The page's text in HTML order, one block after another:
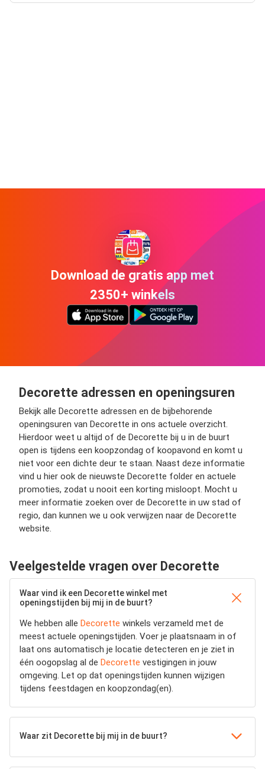
Download de gratis app met
2350+ winkels
Decorette adressen en openingsuren
Bekijk alle Decorette adressen en de bijbehorende
openingsuren van Decorette in ons actuele overzicht.
Hierdoor weet u altijd of de Decorette bij u in de buurt
open is tijdens een koopzondag of koopavond en komt u
niet voor een dichte deur te staan. Naast deze informatie
vind u hier ook de nieuwste Decorette folder en actuele
promoties, zodat u nooit een korting misloopt. Mocht u
meer informatie zoeken over de Decorette in uw stad of
regio, dan kunnen we u ook verwijzen naar de Decorette
website.
Veelgestelde vragen over Decorette
Waar vind ik een Decorette winkel met
openingstijden bij mij in de buurt?
We hebben alle Decorette winkels verzameld met de
meest actuele openingstijden. Voer je plaatsnaam in of
laat ons automatisch je locatie detecteren en je ziet in
één oogopslag al de Decorette vestigingen in jouw
omgeving. Let op dat openingstijden kunnen wijzigen
tijdens feestdagen en koopzondag(en).
Waar zit Decorette bij mij in de buurt?